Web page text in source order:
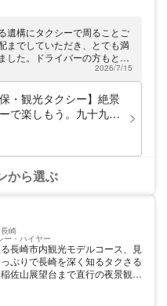
ード・ハイエースと豊富な車両
用人数に応じて車両をお選びい
地元を知り尽くしたベテランド
ともに九十九島絶景スポットめぐ
の旅をお楽しみください。
遺構にタクシーで周ることご
までしていただき、とても満
した。ドライバーの方もとて
れました。
2026/7/15
・観光タクシー】絶景
で楽しもう。九十九島
から選ぶ
長崎
ー・ハイヤー
長崎市内観光モデルコース、見
ぷりで長崎を深く知るタクさる
佐山展望台まで直行の夜景観光